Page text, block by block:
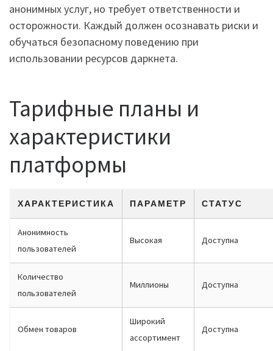
анонимных услуг, но требует ответственности и
осторожности. Каждый должен осознавать риски и
обучаться безопасному поведению при
использовании ресурсов даркнета.
Тарифные планы и
характеристики
платформы
ХАРАКТЕРИСТИКА ПАРАМЕТР СТАТУС
Анонимность
пользователей
Высокая Доступна
Количество
пользователей
Миллионы Доступна
Обмен товаров
Широкий
ассортимент
Доступна